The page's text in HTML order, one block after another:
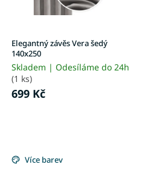
Elegantný závěs Vera šedý
140x250
Skladem | Odesíláme do 24h
(1 ks)
699 Kč
Více barev